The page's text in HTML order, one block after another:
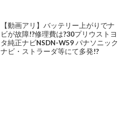
【動画アリ】バッテリー上がりでナ
ビが故障!?修理費は?30プリウストヨ
タ純正ナビNSDN-W59 パナソニック
ナビ・ストラーダ等にて多発!?